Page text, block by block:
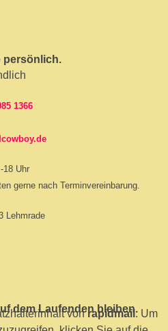
persönlich.
1366
18 Uhr
gerne nach Terminvereinbarung.
Lehmrade
dem Laufenden bleiben.
vonrapidmail . Um